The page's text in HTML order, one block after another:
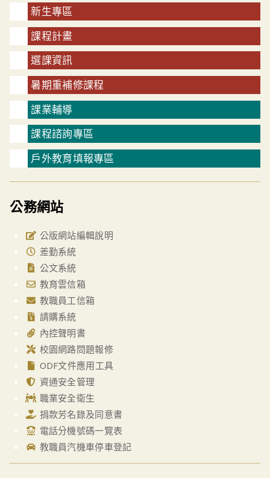
新生專區
課程計畫
選課資訊
暑期重補修課程
課業輔導
課程諮詢專區
戶外教育填報專區
公務網站
公版網站編輯說明
差勤系統
公文系統
教育雲信箱
教職員工信箱
請購系統
內控聲明書
校園網路問題報修
ODF文件應用工具
資通安全管理
職業安全衛生
捐款芳名錄及同意書
電話分機號碼一覽表
教職員汽機車停車登記